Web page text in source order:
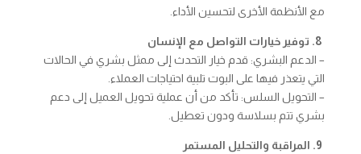
مع الأنظمة الأخرى لتحسين الأداء.
– الدعم البشري: قدم خيار التحدث إلى ممثل بشري في الحالات
التي يتعذر فيها على البوت تلبية احتياجات العملاء.
– التحويل السلس: تأكد من أن عملية تحويل العميل إلى دعم
بشري تتم بسلاسة ودون تعطيل.